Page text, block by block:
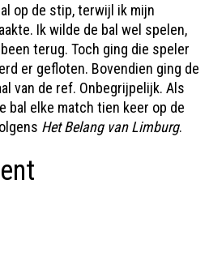
op de stip, terwijl ik mijn
Ik wilde de bal wel spelen,
terug. Toch ging die speler
er gefloten. Bovendien ging de
van de ref. Onbegrijpelijk. Als
bal elke match tien keer op de
HetBelang van Limburg.